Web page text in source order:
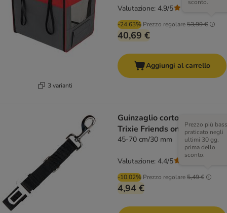
3 varianti
-24.63% Prezzo regolare53,99 €
sconto.
40,69 €
Valutazione: 4.9/5
Aggiungi al carrello
Guinzaglio corto per auto
Trixie Friends on Tour
45-70 cm/30 mm
-10.02% Prezzo regolare5,49 €
Prezzo più
praticato negli
ultimi 30 gg,
prima dello
sconto.
4,94 €
Valutazione: 4.4/5